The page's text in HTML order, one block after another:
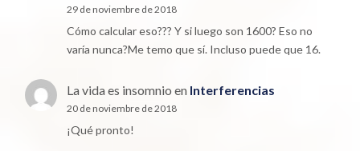
29 de noviembre de 2018
Cómo calcular eso??? Y si luego son 1600? Eso no
varía nunca?Me temo que sí. Incluso puede que 16.
La vida es insomnio en Interferencias
20 de noviembre de 2018
¡Qué pronto!